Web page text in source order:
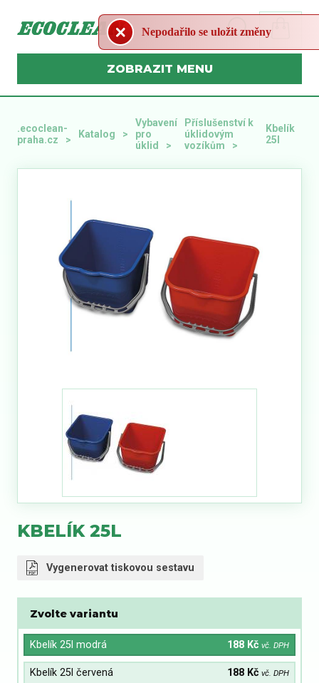
MENU
.ecoclean-
praha.cz
Katalog
Vybavení
pro
úklid
Příslušenství k
úklidovým
vozíkům
Kbelík
25l
KBELÍK 25L
Vygenerovat tiskovou sestavu
Zvolte variantu
Kbelík 25l modrá 188 Kč vč. DPH
Kbelík 25l červená 188 Kč vč. DPH
Nepodařilo se uložit změny